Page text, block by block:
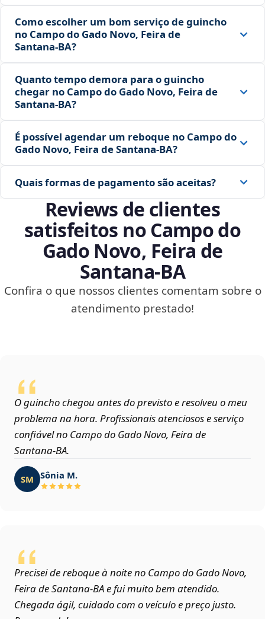
Como escolher um bom serviço de guincho
no Campo do Gado Novo, Feira de
Santana‑BA?
Quanto tempo demora para o guincho
chegar no Campo do Gado Novo, Feira de
Santana‑BA?
É possível agendar um reboque no Campo do
Gado Novo, Feira de Santana‑BA?
Quais formas de pagamento são aceitas?
Reviews de clientes
satisfeitos no Campo do
Gado Novo, Feira de
Santana‑BA
Confira o que nossos clientes comentam sobre o
atendimento prestado!
O guincho chegou antes do previsto e resolveu o meu
problema na hora. Profissionais atenciosos e serviço
confiável no Campo do Gado Novo, Feira de
Santana‑BA.
SM Sônia M.
Precisei de reboque à noite no Campo do Gado Novo,
Feira de Santana‑BA e fui muito bem atendido.
Chegada ágil, cuidado com o veículo e preço justo.